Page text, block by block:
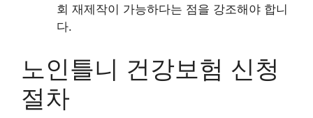
회 재제작이 가능하다는 점을 강조해야 합니
다.
노인틀니 건강보험 신청
절차